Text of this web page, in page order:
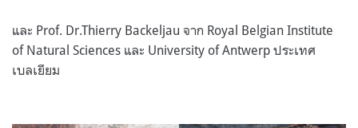
และ Prof. Dr.Thierry Backeljau จาก Royal Belgian Institute
of Natural Sciences และ University of Antwerp ประเทศ
เบลเยียม